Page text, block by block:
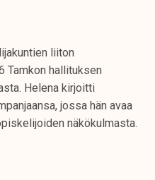
liiton
Tamkon hallituksen
Helena kirjoitti
jossa hän avaa
näkökulmasta.